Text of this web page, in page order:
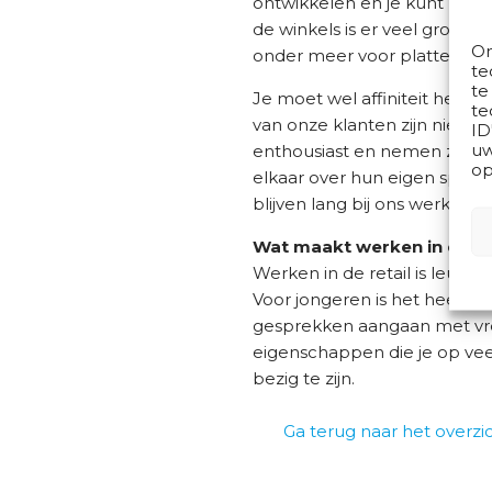
te
de winkels is er veel
onder meer voor plattere
Je moet wel affiniteit
van onze klanten zijn
enthousiast en nemen ze
elkaar over hun eigen
blijven lang bij ons werken.
Wat maakt werken in de
Werken in de retail is leuk
Voor jongeren is het heel
gesprekken aangaan met
eigenschappen die je op
bezig te zijn.
Ga terug naar het